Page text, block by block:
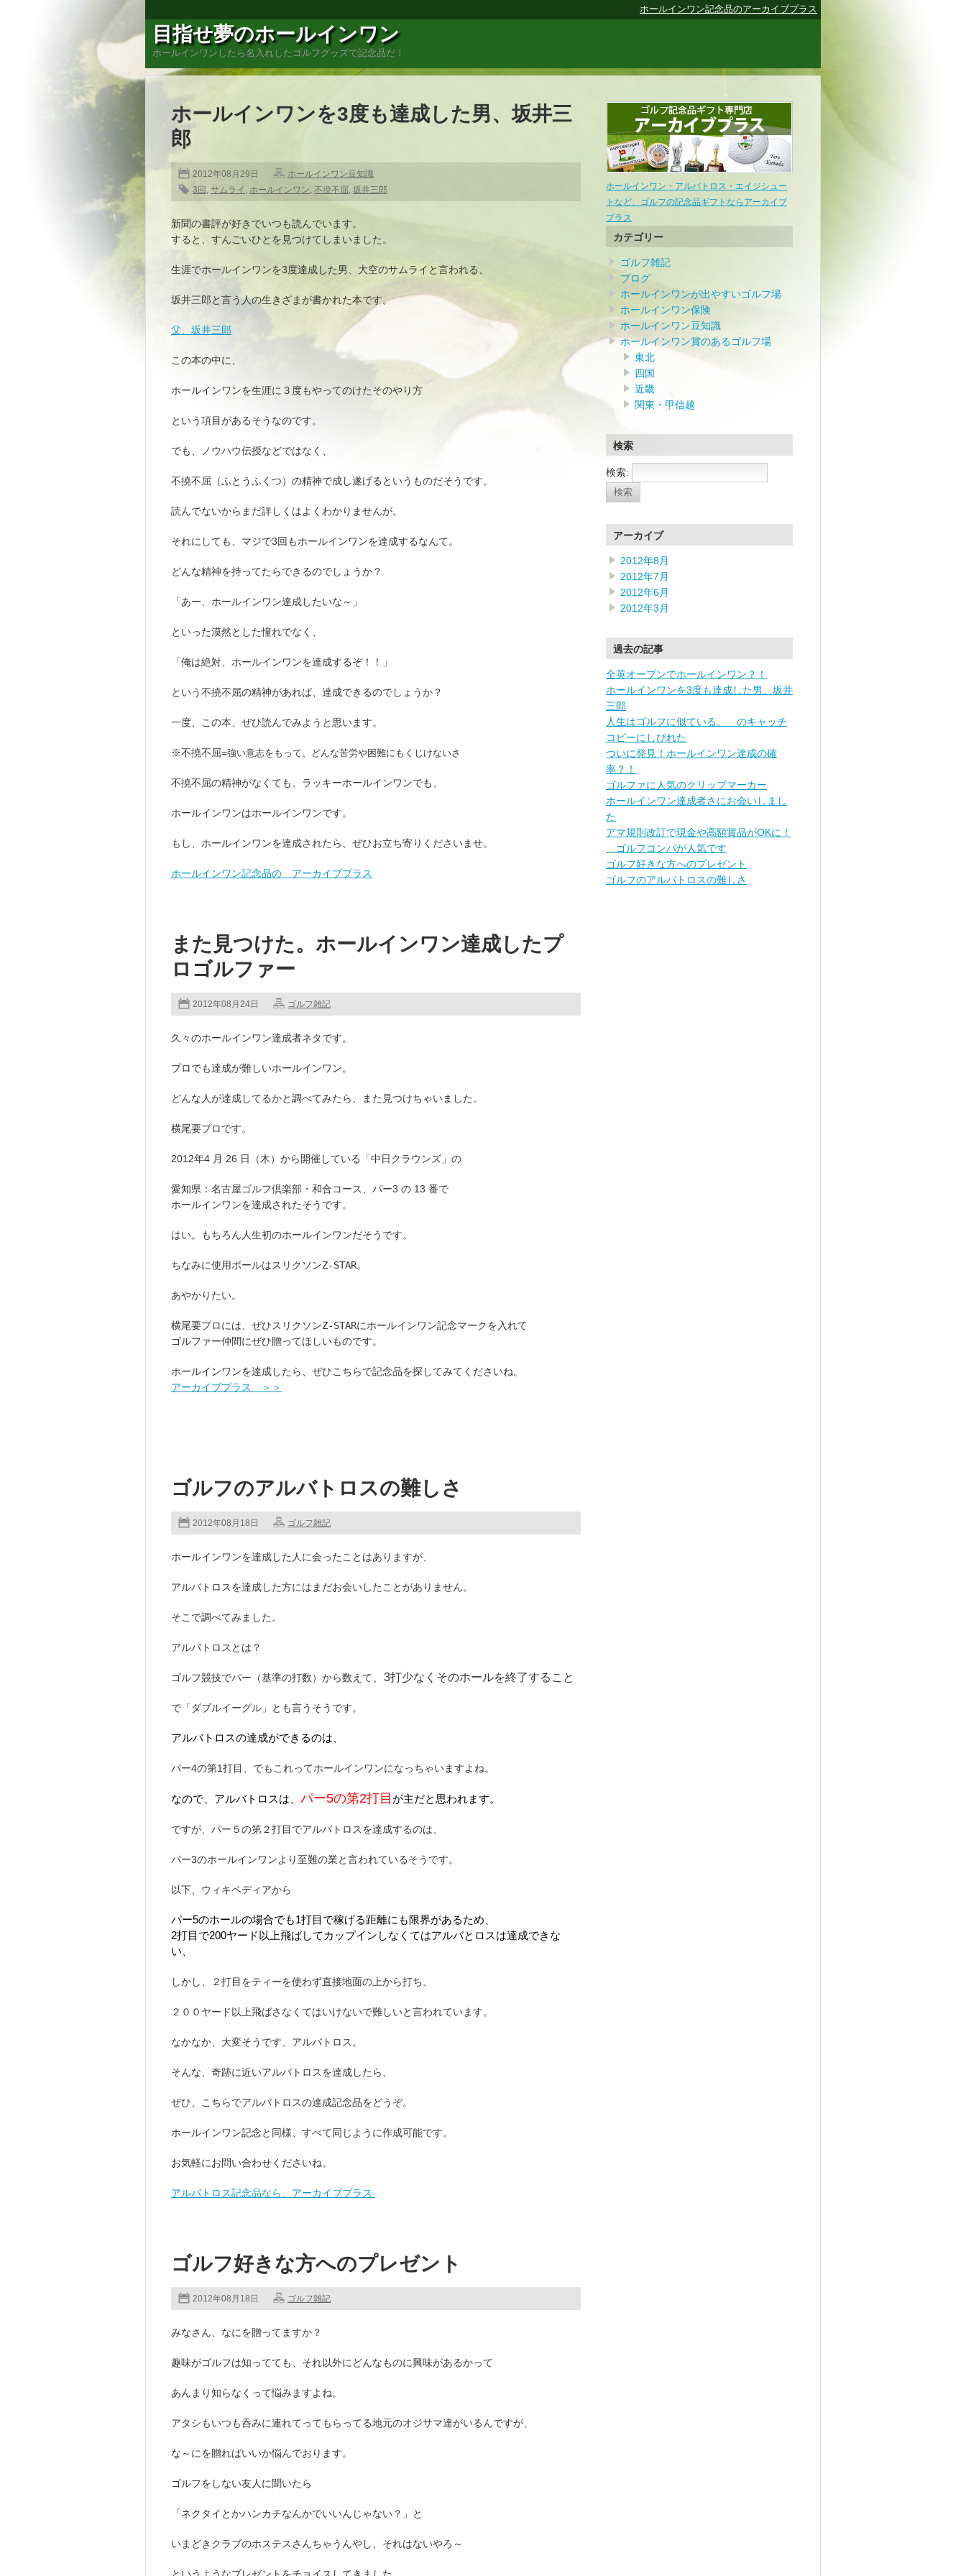
ホールインワン記念品のアーカイブプラス
目指せ夢のホールインワン
ホールインワンしたら名入れしたゴルフグッズで記念品だ！
ホールインワンを3度も達成した男、坂井三
郎
2012年08月29日
ホールインワン豆知識
3回 , サムライ , ホールインワン, 不撓不屈, 坂井三郎
新聞の書評が好きでいつも読んでいます。
すると、すんごいひとを見つけてしまいました。
生涯でホールインワンを3度達成した男、大空のサムライと言われる、
坂井三郎と言う人の生きざまが書かれた本です。
父、坂井三郎
この本の中に、
ホールインワンを生涯に３度もやってのけたそのやり方
という項目があるそうなのです。
でも、ノウハウ伝授などではなく、
不撓不屈（ふとうふくつ）の精神で成し遂げるというものだそうです。
読んでないからまだ詳しくはよくわかりませんが。
それにしても、マジで3回もホールインワンを達成するなんて。
どんな精神を持ってたらできるのでしょうか？
「あー、ホールインワン達成したいな～」
といった漠然とした憧れでなく、
「俺は絶対、ホールインワンを達成するぞ！！」
という不撓不屈の精神があれば、達成できるのでしょうか？
一度、この本、ぜひ読んでみようと思います。
※不撓不屈=強い意志をもって、どんな苦労や困難にもくじけないさ
不撓不屈の精神がなくても、ラッキーホールインワンでも、
ホールインワンはホールインワンです。
もし、ホールインワンを達成されたら、ぜひお立ち寄りくださいませ。
ホールインワン記念品の アーカイブプラス
また見つけた。ホールインワン達成したプ
ロゴルファー
2012年08月24日 ゴルフ雑記
久々のホールインワン達成者ネタです。
プロでも達成が難しいホールインワン。
どんな人が達成してるかと調べてみたら、また見つけちゃいました。
横尾要プロです。
2012年4 月 26 日（木）から開催している「中日クラウンズ」の
愛知県：名古屋ゴルフ倶楽部・和合コース、パー3 の 13 番で
ホールインワンを達成されたそうです。
はい。もちろん人生初のホールインワンだそうです。
ちなみに使用ボールはスリクソンZ-STAR。
あやかりたい。
横尾要プロには、ぜひスリクソンZ-STARにホールインワン記念マークを入れて
ゴルファー仲間にぜひ贈ってほしいものです。
ホールインワンを達成したら、ぜひこちらで記念品を探してみてくださいね。
アーカイブプラス ＞＞
ゴルフのアルバトロスの難しさ
2012年08月18日 ゴルフ雑記
ホールインワンを達成した人に会ったことはありますが、
アルバトロスを達成した方にはまだお会いしたことがありません。
そこで調べてみました。
アルバトロスとは？
ゴルフ競技でパー（基準の打数）から数えて 、3打少なくそのホールを終了すること
で「ダブルイーグル」とも言うそうです。
アルバトロスの達成ができるのは、
パー4の第1打目、でもこれってホールインワンになっちゃいますよね。
なので、アルバトロスは、 パー5の第2打目 が主だと思われます。
ですが、パー５の第２打目でアルバトロスを達成するのは、
パー3のホールインワンより至難の業と言われているそうです。
以下、ウィキペディアから
パー5のホールの場合でも1打目で稼げる距離にも限界があるため、
2打目で200ヤード以上飛ばしてカップインしなくてはアルバとロスは達成できな
い、
しかし、２打目をティーを使わず直接地面の上から打ち、
２００ヤード以上飛ばさなくてはいけないで難しいと言われています。
なかなか、大変そうです、アルバトロス。
そんな、奇跡に近いアルバトロスを達成したら、
ぜひ、こちらでアルバトロスの達成記念品をどうぞ。
ホールインワン記念と同様、すべて同じように作成可能です。
お気軽にお問い合わせくださいね。
アルバトロス記念品なら、アーカイブプラス
ゴルフ好きな方へのプレゼント
2012年08月18日 ゴルフ雑記
みなさん、なにを贈ってますか？
趣味がゴルフは知ってても、それ以外にどんなものに興味があるかって
あんまり知らなくって悩みますよね。
アタシもいつも呑みに連れてってもらってる地元のオジサマ達がいるんですが、
な～にを贈ればいいか悩んでおります。
ゴルフをしない友人に聞いたら
「ネクタイとかハンカチなんかでいいんじゃない？」と
いまどきクラブのホステスさんちゃうんやし、それはないやろ～
ホールインワン・アルバトロス・エイジシュー
トなど、ゴルフの記念品ギフトならアーカイブ
プラス
カテゴリー
ゴルフ雑記
ブログ
ホールインワンが出やすいゴルフ場
ホールインワン保険
ホールインワン豆知識
ホールインワン賞のあるゴルフ場
東北
四国
近畿
関東・甲信越
検索
検索:
アーカイブ
2012年8月
2012年7月
2012年6月
2012年3月
過去の記事
全英オープンでホールインワン？！
ホールインワンを3度も達成した男、坂井
三郎
人生はゴルフに似ている。 のキャッチ
コピーにしびれた
ついに発見！ホールインワン達成の確
率？！
ゴルファに人気のクリップマーカー
ホールインワン達成者さにお会いしまし
た
アマ規則改訂で現金や高額賞品がOKに！
ゴルフコンパが人気です
ゴルフ好きな方へのプレゼント
ゴルフのアルバトロスの難しさ